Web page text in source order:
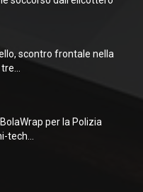
scontro frontale nella
per la Polizia
tech...